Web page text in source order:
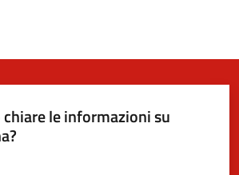
le informazioni su